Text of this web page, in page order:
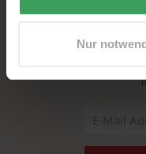
Nur
Melden Sie sich für